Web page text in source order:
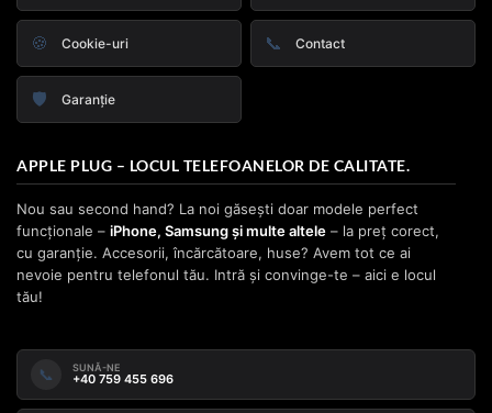
🍪 Cookie-uri 📞 Contact
🛡️ Garanție
APPLE PLUG – LOCUL TELEFOANELOR DE CALITATE.
Nou sau second hand? La noi găsești doar modele perfect
funcționale – iPhone, Samsung și multe altele – la preț corect,
cu garanție. Accesorii, încărcătoare, huse? Avem tot ce ai
nevoie pentru telefonul tău. Intră și convinge-te – aici e locul
tău!
📞 SUNĂ-NE
+40 759 455 696